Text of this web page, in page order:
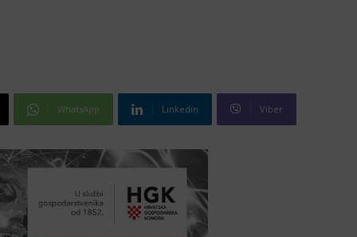
WhatsApp Linkedin Viber